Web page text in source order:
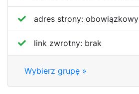
adres strony: obowiązkowy
link zwrotny: brak
Wybierz grupę »